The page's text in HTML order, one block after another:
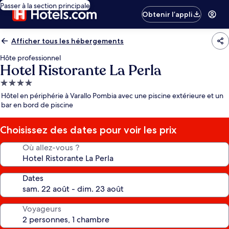
Passer à la section principale
Obtenir l’appli
Afficher tous les hébergements
Hôte professionnel
Hotel Ristorante La Perla
Hébergement
4.0 étoiles
Hôtel en périphérie à Varallo Pombia avec une piscine extérieure et un
bar en bord de piscine
Choisissez des dates pour voir les prix
Où allez-vous ?
Dates
Voyageurs